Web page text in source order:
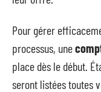
Pour gérer
processus, une
place dès le début.
seront listées toutes